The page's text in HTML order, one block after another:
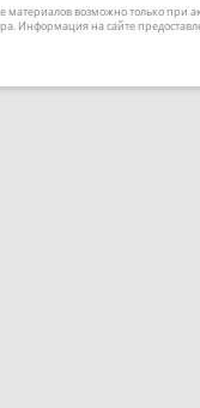
материалов возможно только
Информация на сайте